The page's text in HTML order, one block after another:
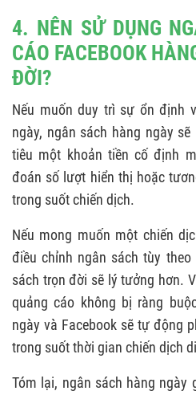
4. NÊN SỬ DỤNG
CÁO FACEBOOK
ĐỜI?
Nếu muốn duy trì sự ổn định
ngày, ngân sách hàng ngày
tiêu một khoản tiền cố định
đoán số lượt hiển thị hoặc
trong suốt chiến dịch.
Nếu mong muốn một chiến
điều chỉnh ngân sách tùy
sách trọn đời sẽ lý tưởng hơn.
quảng cáo không bị ràng
ngày và Facebook sẽ tự động
trong suốt thời gian chiến dịch
Tóm lại, ngân sách hàng ngày